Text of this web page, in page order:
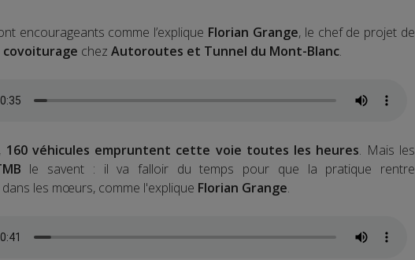
encourageants comme l’explique Florian Grange, le chef de projet de
covoiturage chez Autoroutes et Tunnel du Mont-Blanc.
160 véhicules empruntent cette voie toutes les heures. Mais les
le savent : il va falloir du temps pour que la pratique rentre
les mœurs, comme l'explique Florian Grange.